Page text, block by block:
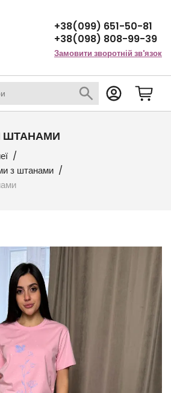
+38(099) 651-50-81
+38(098) 808-99-39
Замовити зворотній зв'язок
ШТАНАМИ
з штанами